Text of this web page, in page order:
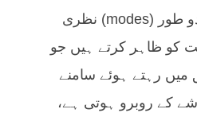
میں سے اول الذکر دو طور (modes) نظری
کو ظاہر کرتے ہیں جو
رہتے ہوئے سامنے
کے روبرو ہوتی ہے،